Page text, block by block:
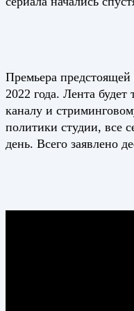
Премьера предстоящей
2022 года. Лента будет
каналу и
политики студии, все
день. Всего заявлено